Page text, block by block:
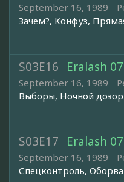
September 16, 1989
Зачем?, Конфуз,
S03E16 Eralash
September 16, 1989
Выборы, Ночной дозор
S03E17 Eralash
September 16, 1989
Спецконтроль,